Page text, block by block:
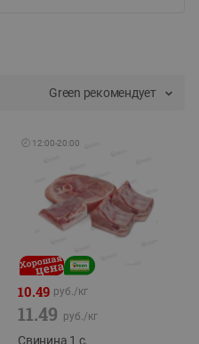
Green рекомендует
🕘 12:00-20:00
10.49 руб./кг
11.49 руб./кг
Свинина 1 с.